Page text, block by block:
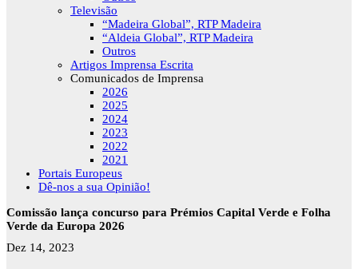
Televisão
“Madeira Global”, RTP Madeira
“Aldeia Global”, RTP Madeira
Outros
Artigos Imprensa Escrita
Comunicados de Imprensa
2026
2025
2024
2023
2022
2021
Portais Europeus
Dê-nos a sua Opinião!
Comissão lança concurso para Prémios Capital Verde e Folha
Verde da Europa 2026
Dez 14, 2023